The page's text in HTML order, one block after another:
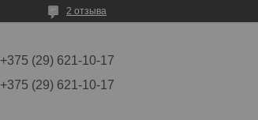
2 отзыва
+375 (29) 621-10-17
+375 (29) 621-10-17